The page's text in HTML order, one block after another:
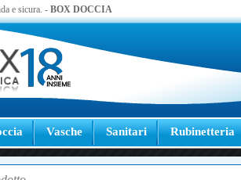
e sicura. - BOX DOCCIA
Vasche Sanitari Rubinetteria